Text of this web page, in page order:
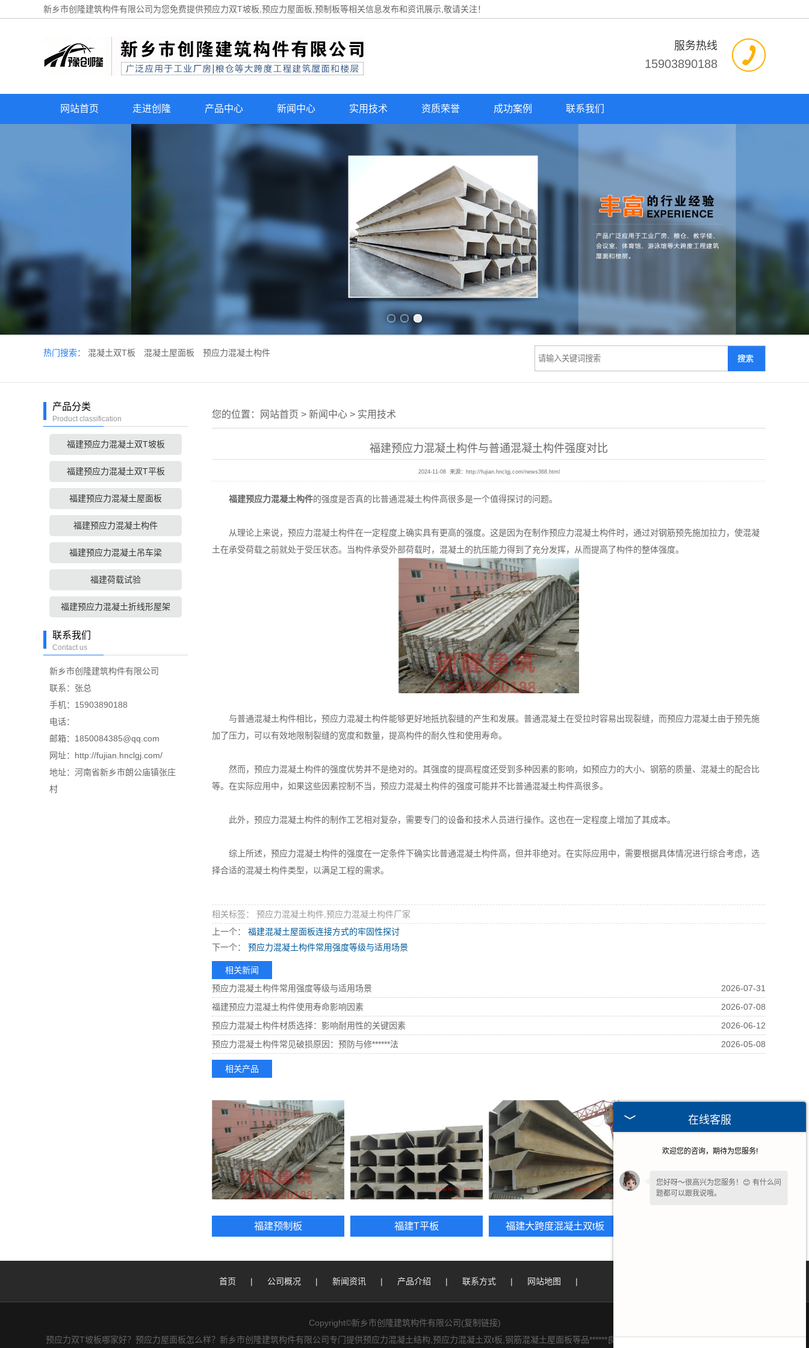
新乡市创隆建筑构件有限公司为您免费提供预应力双T坡板 ,预应力屋面板,预制板等相关信息发布和资讯展示,敬请关注！
服务热线
15903890188
网站首页 走进创隆 产品中心 新闻中心 实用技术 资质荣誉 成功案例 联系我们
热门搜索： 混凝土双T板 混凝土屋面板 预应力混凝土构件
产品分类
Product classification
福建预应力混凝土双T坡板
福建预应力混凝土双T平板
福建预应力混凝土屋面板
福建预应力混凝土构件
福建预应力混凝土吊车梁
福建荷载试验
福建预应力混凝土折线形屋架
联系我们
Contact us
新乡市创隆建筑构件有限公司
联系：张总
手机：15903890188
电话：
邮箱：1850084385@qq.com
网址：http://fujian.hnclgj.com/
地址：河南省新乡市朗公庙镇张庄
村
您的位置： 网站首页 > 新闻中心 > 实用技术
福建预应力混凝土构件与普通混凝土构件强度对比
2024-11-08 来源： http://fujian.hnclgj.com/news368.html
福建预应力混凝土构件的强度是否真的比普通混凝土构件高很多是一个值得探讨的问题。
从理论上来说，预应力混凝土构件在一定程度上确实具有更高的强度。这是因为在制作预应力混凝土构件时，通过对钢筋预先施加拉力，使混凝
土在承受荷载之前就处于受压状态。当构件承受外部荷载时，混凝土的抗压能力得到了充分发挥，从而提高了构件的整体强度。
与普通混凝土构件相比，预应力混凝土构件能够更好地抵抗裂缝的产生和发展。普通混凝土在受拉时容易出现裂缝，而预应力混凝土由于预先施
加了压力，可以有效地限制裂缝的宽度和数量，提高构件的耐久性和使用寿命。
然而，预应力混凝土构件的强度优势并不是绝对的。其强度的提高程度还受到多种因素的影响，如预应力的大小、钢筋的质量、混凝土的配合比
等。在实际应用中，如果这些因素控制不当，预应力混凝土构件的强度可能并不比普通混凝土构件高很多。
此外，预应力混凝土构件的制作工艺相对复杂，需要专门的设备和技术人员进行操作。这也在一定程度上增加了其成本。
综上所述，预应力混凝土构件的强度在一定条件下确实比普通混凝土构件高，但并非绝对。在实际应用中，需要根据具体情况进行综合考虑，选
择合适的混凝土构件类型，以满足工程的需求。
相关标签： 预应力混凝土构件,预应力混凝土构件厂家
上一个：
福建混凝土屋面板连接方式的牢固性探讨
下一个：
预应力混凝土构件常用强度等级与适用场景
相关新闻
预应力混凝土构件常用强度等级与适用场景
2026-07-31
福建预应力混凝土构件使用寿命影响因素
2026-07-08
预应力混凝土构件材质选择：影响耐用性的关键因素
2026-06-12
预应力混凝土构件常见破损原因：预防与修******法
2026-05-08
相关产品
福建预制板 福建T平板 福建大跨度混凝土双t板
首页 | 公司概况 | 新闻资讯 | 产品介绍 | 联系方式 | 网站地图 |
Copyright©新乡市创隆建筑构件有限公司(复制链接)
预应力双T坡板哪家好？预应力屋面板怎么样？新乡市创隆建筑构件有限公司专门提供预应力混凝土结构,预应力混凝土双t板,钢筋混凝土屋面板等品******良的产品及报价,也免费提供混凝土双t板价
在线客服
欢迎您的咨询，期待为您服务!
您好呀～很高兴为您服务！😊 有什么问
题都可以跟我说哦。